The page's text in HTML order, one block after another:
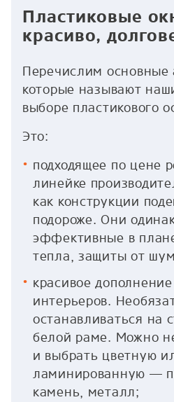
Пластиковые
красиво,
Перечислим основные
которые называют
выборе пластикового
Это:
подходящее по цене
линейке
как конструкции
подороже. Они
эффективные в
тепла, защиты от
красивое
интерьеров.
останавливаться на
белой раме. Можно
и выбрать цветную
ламинированную —
камень, металл;